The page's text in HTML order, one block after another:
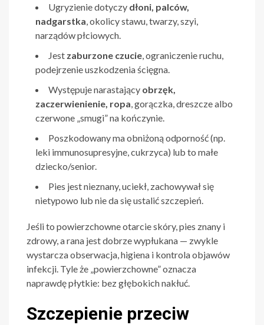
Ugryzienie dotyczy dłoni, palców,
nadgarstka, okolicy stawu, twarzy, szyi,
narządów płciowych.
Jest zaburzone czucie, ograniczenie ruchu,
podejrzenie uszkodzenia ścięgna.
Występuje narastający obrzęk,
zaczerwienienie, ropa, gorączka, dreszcze albo
czerwone „smugi” na kończynie.
Poszkodowany ma obniżoną odporność (np.
leki immunosupresyjne, cukrzyca) lub to małe
dziecko/senior.
Pies jest nieznany, uciekł, zachowywał się
nietypowo lub nie da się ustalić szczepień.
Jeśli to powierzchowne otarcie skóry, pies znany i
zdrowy, a rana jest dobrze wypłukana — zwykle
wystarcza obserwacja, higiena i kontrola objawów
infekcji. Tyle że „powierzchowne” oznacza
naprawdę płytkie: bez głębokich nakłuć.
Szczepienie przeciw